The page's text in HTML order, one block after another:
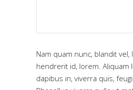
Nam quam nunc, blandit vel,
hendrerit id, lorem. Aliquam
dapibus in, viverra quis,